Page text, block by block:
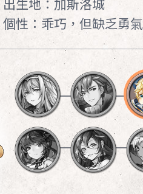
出生地：加斯洛城
個性：乖巧，但缺乏勇氣